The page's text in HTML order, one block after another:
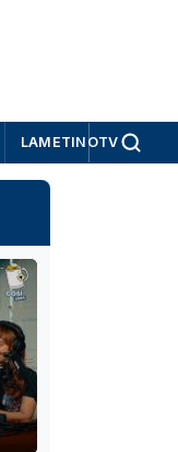
LAMETINOTV